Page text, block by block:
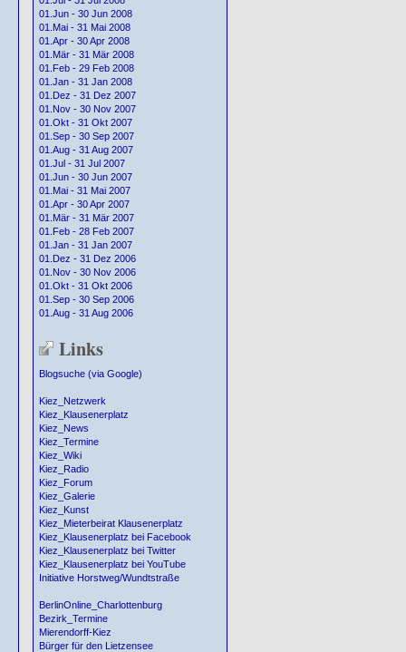
01.Jun - 30 Jun 2008
01.Mai - 31 Mai 2008
01.Apr - 30 Apr 2008
01.Mär - 31 Mär 2008
01.Feb - 29 Feb 2008
01.Jan - 31 Jan 2008
01.Dez - 31 Dez 2007
01.Nov - 30 Nov 2007
01.Okt - 31 Okt 2007
01.Sep - 30 Sep 2007
01.Aug - 31 Aug 2007
01.Jul - 31 Jul 2007
01.Jun - 30 Jun 2007
01.Mai - 31 Mai 2007
01.Apr - 30 Apr 2007
01.Mär - 31 Mär 2007
01.Feb - 28 Feb 2007
01.Jan - 31 Jan 2007
01.Dez - 31 Dez 2006
01.Nov - 30 Nov 2006
01.Okt - 31 Okt 2006
01.Sep - 30 Sep 2006
01.Aug - 31 Aug 2006
Links
Blogsuche (via Google)
Kiez_Netzwerk
Kiez_Klausenerplatz
Kiez_News
Kiez_Termine
Kiez_Wiki
Kiez_Radio
Kiez_Forum
Kiez_Galerie
Kiez_Kunst
Kiez_Mieterbeirat Klausenerplatz
Kiez_Klausenerplatz bei Facebook
Kiez_Klausenerplatz bei Twitter
Kiez_Klausenerplatz bei YouTube
Initiative Horstweg/Wundtstraße
BerlinOnline_Charlottenburg
Bezirk_Termine
Mierendorff-Kiez
Bürger für den Lietzensee